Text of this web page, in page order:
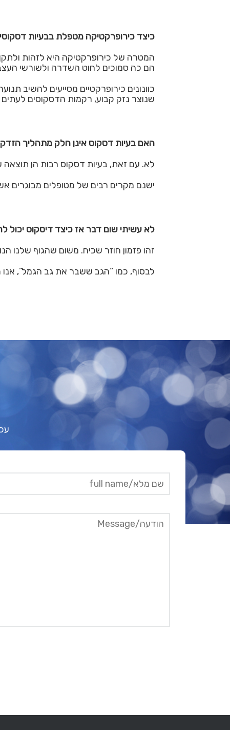
כיצד כירופרקטיקה מטפלת בבעיות
המטרה של כירופרקטיקה היא לזהות
הם כה סמוכים לחוט השדרה ולשורשי
כוונונים כירופרקטיים מסייעים להשיב
שנוצר נזק קבוע, רקמות הדסקוסים
האם בעיות דסקוס אינן חלק מתהליך
לא. עם זאת, בעיות דסקוס רבות הן
ישנם מקרים רבים של מטופלים מבוגרים
לא עשיתי שום דבר אז כיצד דיסקוס יכול
זהו פזמון חוזר שכיח. משום שהגוף שלנו
לבסוף, כמו “הגב ששבר את גב הגמל”,